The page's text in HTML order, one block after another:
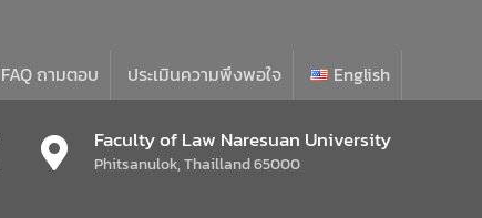
FAQ ถามตอบ ประเมินความพึงพอใจ English
Faculty of Law Naresuan University
Phitsanulok, Thailland 65000